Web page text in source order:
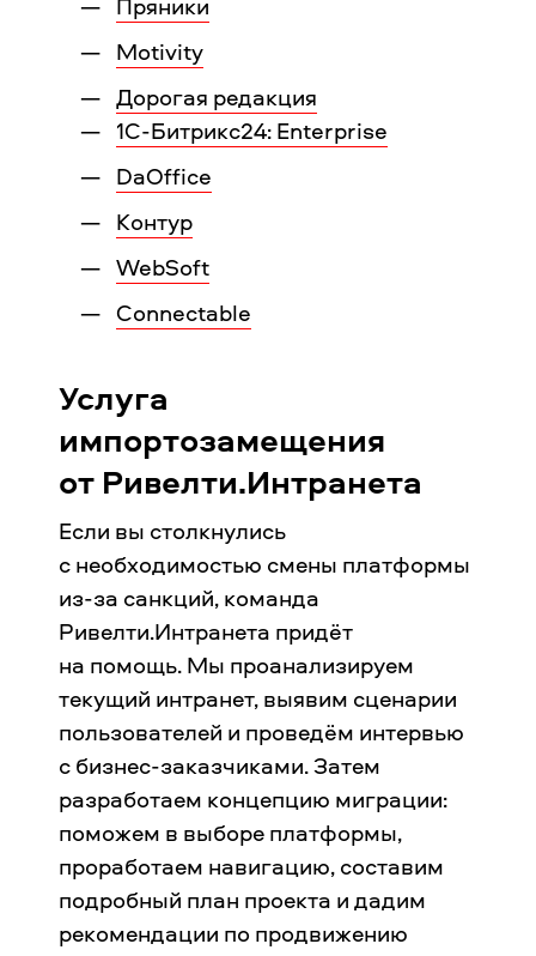
Motivity
Дорогая редакция
1С-Битрикс24: Enterprise
DaOffice
Контур
WebSoft
Connectable
Услуга
импортозамещения
от Ривелти.Интранета
Если вы столкнулись
с необходимостью смены платформы
из-за санкций, команда
Ривелти.Интранета придёт
на помощь. Мы проанализируем
текущий интранет, выявим сценарии
пользователей и проведём интервью
с бизнес-заказчиками. Затем
разработаем концепцию миграции:
поможем в выборе платформы,
проработаем навигацию, составим
подробный план проекта и дадим
рекомендации по продвижению